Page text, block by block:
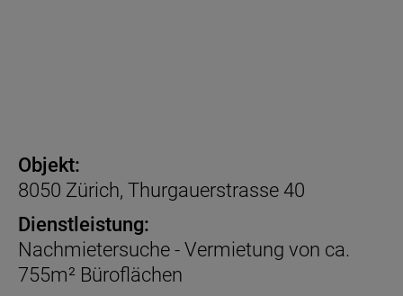
Objekt:
8050 Zürich, Thurgauerstrasse 40
Dienstleistung:
Nachmietersuche - Vermietung von ca.
755m² Büroflächen